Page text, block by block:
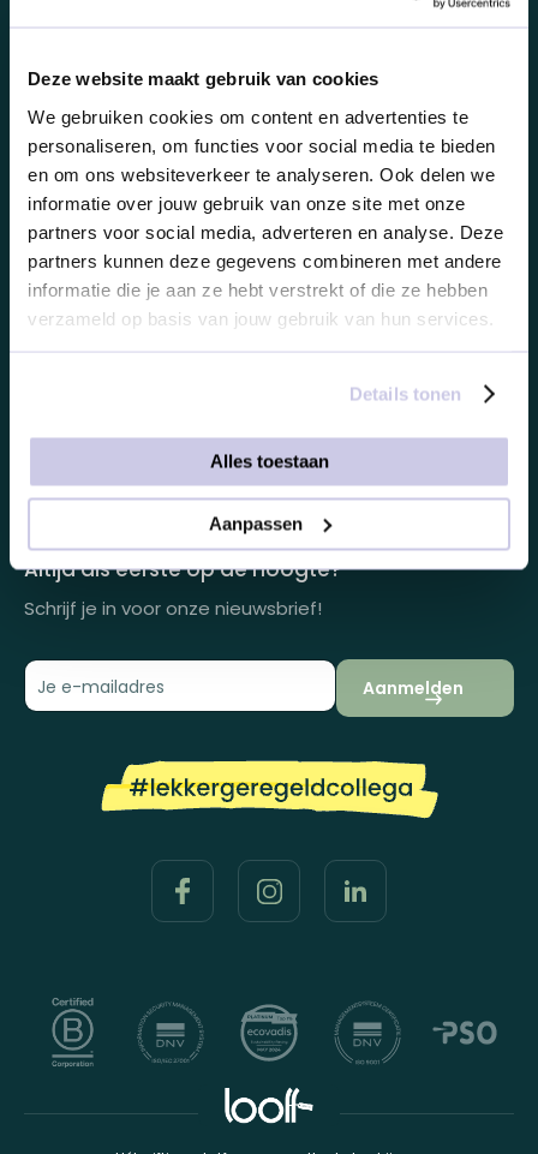
Deze website maakt gebruik van cookies
We gebruiken cookies om content en advertenties te
personaliseren, om functies voor social media te bieden
en om ons websiteverkeer te analyseren. Ook delen we
informatie over jouw gebruik van onze site met onze
partners voor social media, adverteren en analyse. Deze
partners kunnen deze gegevens combineren met andere
informatie die je aan ze hebt verstrekt of die ze hebben
verzameld op basis van jouw gebruik van hun services.
Details tonen
Alles toestaan
Aanpassen
OCI-koppeling
Schonere planeet
Fijnere maatschappij
Handige links.
FAQ
Demo aanvragen
Offerte aanvragen
Impactrapport
Uitgelicht.
Keuzecadeauconcepten
Looff keuzecadeaukaart
Hulp nodig? Wij zijn er voor je.
Neem contact met ons op.
WhatsApp
Altijd als eerste op de hoogte?
Schrijf je in voor onze nieuwsbrief!
Aanmelden